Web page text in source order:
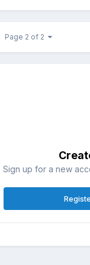
Page 2 of 2
Sign up for a new